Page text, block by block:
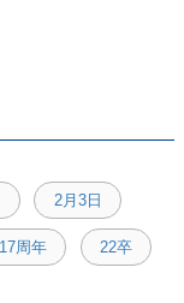
2月3日
17周年 22卒